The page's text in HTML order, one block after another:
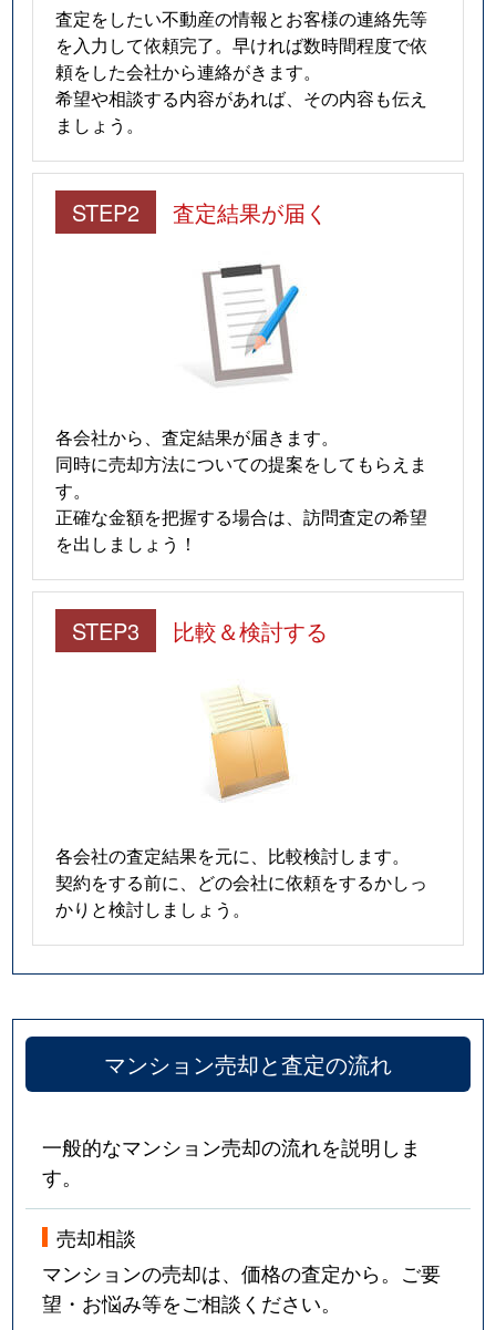
査定をしたい不動産の情報とお客様の連絡先等
を入力して依頼完了。早ければ数時間程度で依
頼をした会社から連絡がきます。
希望や相談する内容があれば、その内容も伝え
ましょう。
STEP2 査定結果が届く
各会社から、査定結果が届きます。
同時に売却方法についての提案をしてもらえま
す。
正確な金額を把握する場合は、訪問査定の希望
を出しましょう！
STEP3 比較＆検討する
各会社の査定結果を元に、比較検討します。
契約をする前に、どの会社に依頼をするかしっ
かりと検討しましょう。
マンション売却と査定の流れ
一般的なマンション売却の流れを説明しま
す。
売却相談
マンションの売却は、価格の査定から。ご要
望・お悩み等をご相談ください。